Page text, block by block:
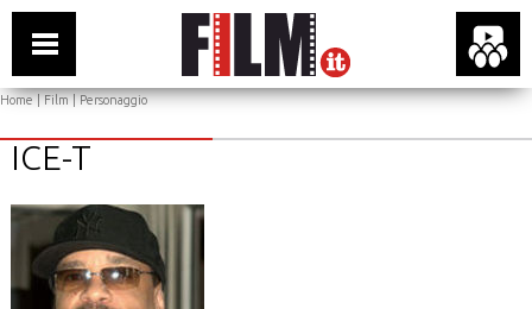
Home|Film| Personaggio
ICE-T